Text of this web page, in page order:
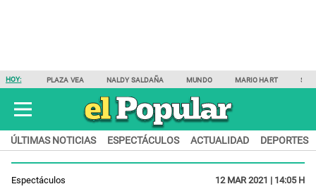
HOY: PLAZA VEA NALDY SALDAÑA MUNDO MARIO HART
ÚLTIMAS NOTICIAS ESPECTÁCULOS ACTUALIDAD DEPORTES
Espectáculos 12 MAR 2021 | 14:05 H